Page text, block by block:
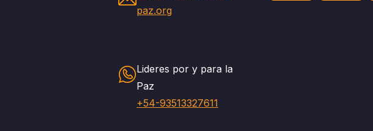
paz.org
Lideres por y para la
Paz
+54-93513327611